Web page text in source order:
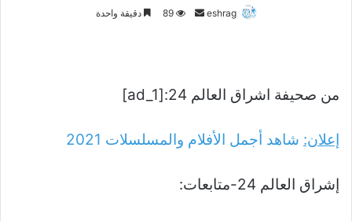
eshrag
أرسل89 دقيقة واحدة
من صحيفة اشراق العالم 24:[ad_1]
إعلان: شاهد أجمل الأفلام والمسلسلات 2021
إشراق العالم 24-متابعات: